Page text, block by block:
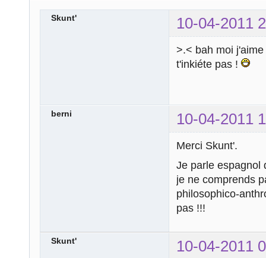
Skunt' 10-04-2011
>.< bah moi
t'inkiéte pas !
berni 10-04-2011
Merci Skunt'.
Je parle espagnol
je ne comprends
philosophico-
pas !!!
Skunt' 10-04-2011